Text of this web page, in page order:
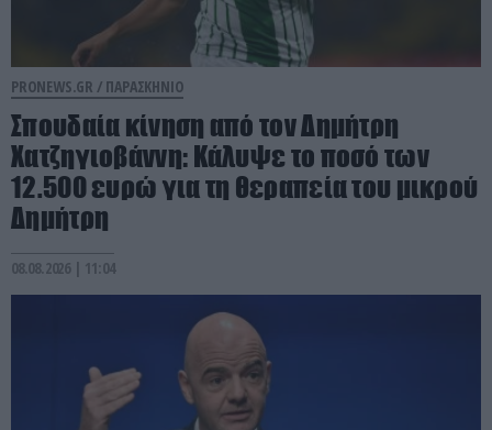
PRONEWS.GR / ΠΑΡΑΣΚΗΝΙΟ
Σπουδαία κίνηση από τον Δημήτρη
Χατζηγιοβάννη: Κάλυψε το ποσό των
12.500 ευρώ για τη θεραπεία του μικρού
Δημήτρη
08.08.2026 | 11:04